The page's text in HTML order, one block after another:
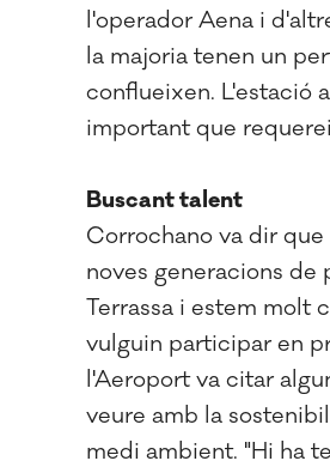
l'operador Aena i
la majoria tenen un
conflueixen. L'estació
important que
Buscant talent
Corrochano va dir
noves generacions de
Terrassa i estem molt
vulguin participar en
l'Aeroport va citar
veure amb la
medi ambient. "Hi ha